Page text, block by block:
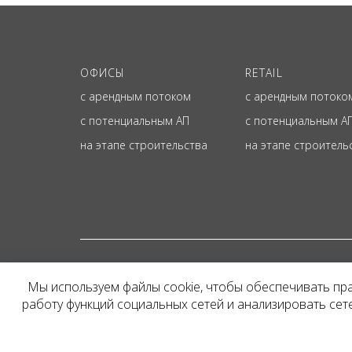
ОФИСЫ
с арендным потоком
с потенциальным АП
на этапе строительства
RETAIL
с арендным
с потенциальным
на этапе
Представленная на
и не является
Мы используем файлы cookie, чтобы обеспечивать
работу функций социальных сетей и анализировать